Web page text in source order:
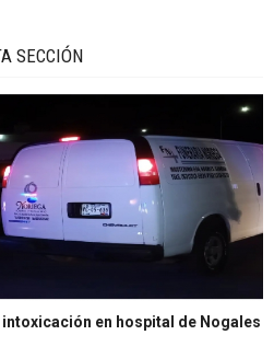
SECCIÓN
en hospital de Nogales